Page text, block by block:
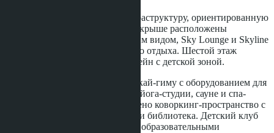
Skypark Lucean предлагает инфраструктуру, ориентированную
на современный лайфстайл. На крыше расположены
инфинити-бассейн с панорамным видом, Sky Lounge и Skyline
Sunset Garden - сад для вечернего отдыха. Шестой этаж
включает дополнительный бассейн с детской зоной.
Резиденты получают доступ к скай-гиму с оборудованием для
кардио- и силовых тренировок, йога-студии, сауне и спа-
центру. Для работы предусмотрено коворкинг-пространство с
высокоскоростным интернетом и библиотека. Детский клуб
оборудован игровыми зонами и образовательными